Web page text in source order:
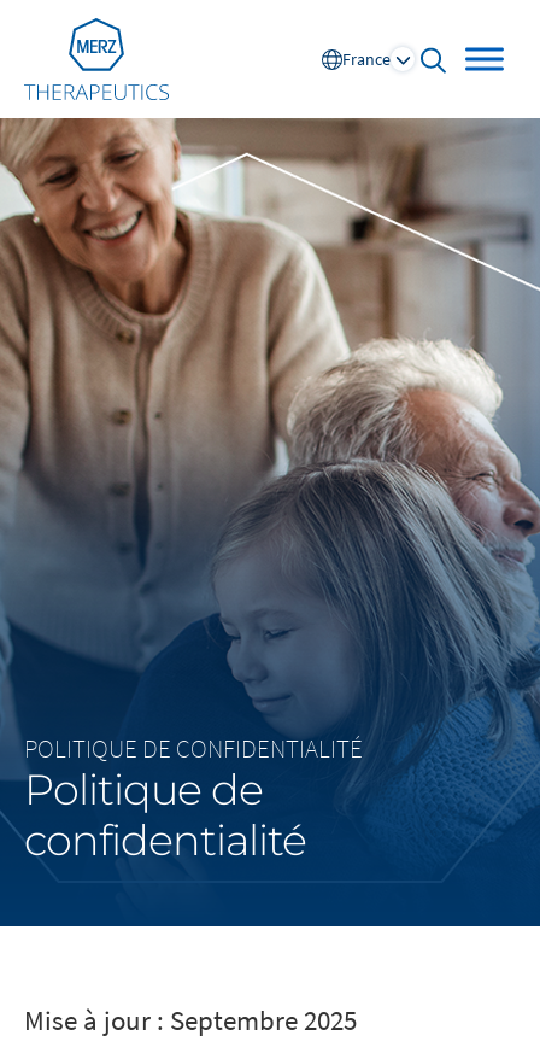
Go to Homepage
France
Global
Europe
Austria
Belgium
FR
France
Germany
Italy
Portugal
Russia
Spain
Switzerland DE FR
Nordics
UK and Ireland
Middle East
Saudi Arabia
United States
POLITIQUE DE CONFIDENTIALITÉ
Politique de
confidentialité
Mise à jour : Septembre 2025